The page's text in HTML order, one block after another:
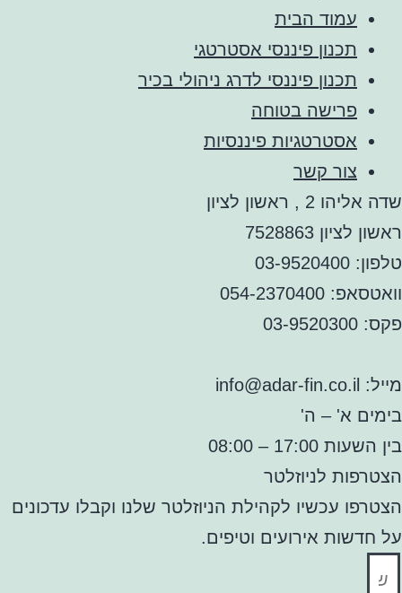
עמוד הבית
תכנון פיננסי אסטרטגי
תכנון פיננסי לדרג ניהולי בכיר
פרישה בטוחה
אסטרטגיות פיננסיות
צור קשר
שדה אליהו 2 , ראשון לציון
ראשון לציון 7528863
טלפון: 03-9520400
וואטסאפ: 054-2370400
פקס: 03-9520300
מייל: info@adar-fin.co.il
בימים א' – ה'
בין השעות 17:00 – 08:00
הצטרפות לניוזלטר
הצטרפו עכשיו לקהילת הניוזלטר שלנו וקבלו עדכונים
על חדשות אירועים וטיפים.